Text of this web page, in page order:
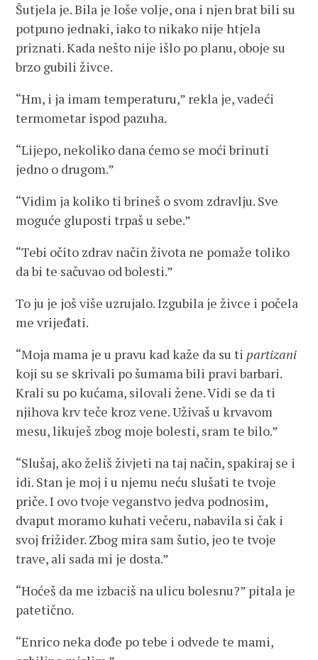
Šutjela je. Bila je loše volje, ona i njen brat bili su
potpuno jednaki, iako to nikako nije htjela
priznati. Kada nešto nije išlo po planu, oboje su
brzo gubili živce.
“Hm, i ja imam temperaturu,” rekla je, vadeći
termometar ispod pazuha.
“Lijepo, nekoliko dana ćemo se moći brinuti
jedno o drugom.”
“Vidim ja koliko ti brineš o svom zdravlju. Sve
moguće gluposti trpaš u sebe.”
“Tebi očito zdrav način života ne pomaže toliko
da bi te sačuvao od bolesti.”
To ju je još više uzrujalo. Izgubila je živce i počela
me vrijeđati.
“Moja mama je u pravu kad kaže da su ti partizani
koji su se skrivali po šumama bili pravi barbari.
Krali su po kućama, silovali žene. Vidi se da ti
njihova krv teče kroz vene. Uživaš u krvavom
mesu, likuješ zbog moje bolesti, sram te bilo.”
“Slušaj, ako želiš živjeti na taj način, spakiraj se i
idi. Stan je moj i u njemu neću slušati te tvoje
priče. I ovo tvoje veganstvo jedva podnosim,
dvaput moramo kuhati večeru, nabavila si čak i
svoj frižider. Zbog mira sam šutio, jeo te tvoje
trave, ali sada mi je dosta.”
“Hoćeš da me izbaciš na ulicu bolesnu?” pitala je
patetično.
“Enrico neka dođe po tebe i odvede te mami,